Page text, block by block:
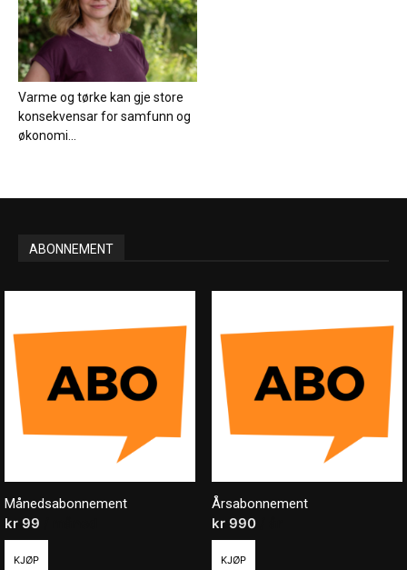
Varme og tørke kan gje store
konsekvensar for samfunn og
økonomi...
ABONNEMENT
Månedsabonnement
kr 99
KJØP
Årsabonnement
kr990
KJØP